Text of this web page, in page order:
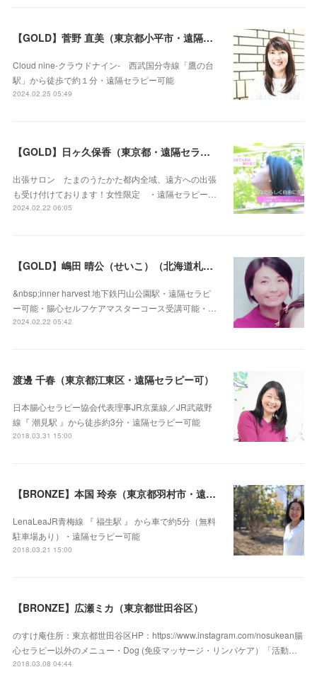
【GOLD】菅野 直美（東京都小平市・遠隔セラピー可）
Cloud nine-クラウドナイン- 西武国分寺線「鷹の台
駅」から徒歩で約１分・遠隔セラピー可能
2024.02.25 05:49
【GOLD】日ヶ久保香（東京都・遠隔セラピー可）
出張サロン たまのうたかた都内全域、遠方への出張
も受け付けております！女性限定 ・遠隔セラピー…
2024.02.22 06:05
【GOLD】嶋田 晴公（せいこ）（北海道札幌市・遠隔セラピー可）
&nbsp;inner harvest 地下鉄円山公園駅・遠隔セラピ
ー可能・腸心セルフケアマスターコース受講可能・…
2024.02.22 05:42
渡邊 千春（東京都江東区・遠隔セラピー可）
日本腸心セラピー協会代表理事JR京葉線／JR武蔵野
線『 潮見駅 』から徒歩約3分・遠隔セラピー可能
2018.03.31 15:00
【BRONZE】本国 玲奈（東京都羽村市・遠隔セラピー可）
LenaLeaJR青梅線 『 福生駅 』 から車で約5分（無料
駐車場あり）・遠隔セラピー可能
2018.03.21 15:00
【BRONZE】広瀬ミカ（東京都世田谷区）
のすけ庵住所：東京都世田谷区HP：https://www.instagram.com/nosukean腸
心セラピー以外のメニュー・Dog (免疫マッサージ・リンパケア）「活動…
2018.03.08 04:44